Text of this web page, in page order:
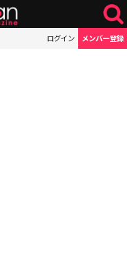
ログイン メンバー登録